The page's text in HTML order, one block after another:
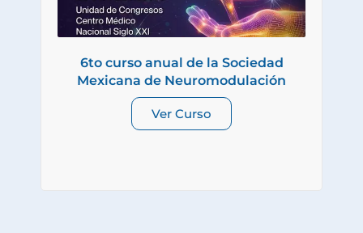
6to curso anual de la Sociedad
Mexicana de Neuromodulación
Ver Curso